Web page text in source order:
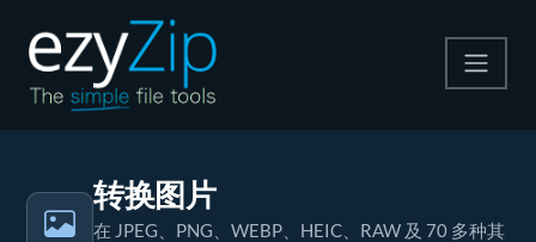
解压 转换图片
在 JPEG、PNG、WEBP、HEIC、RAW 及 70 多种其